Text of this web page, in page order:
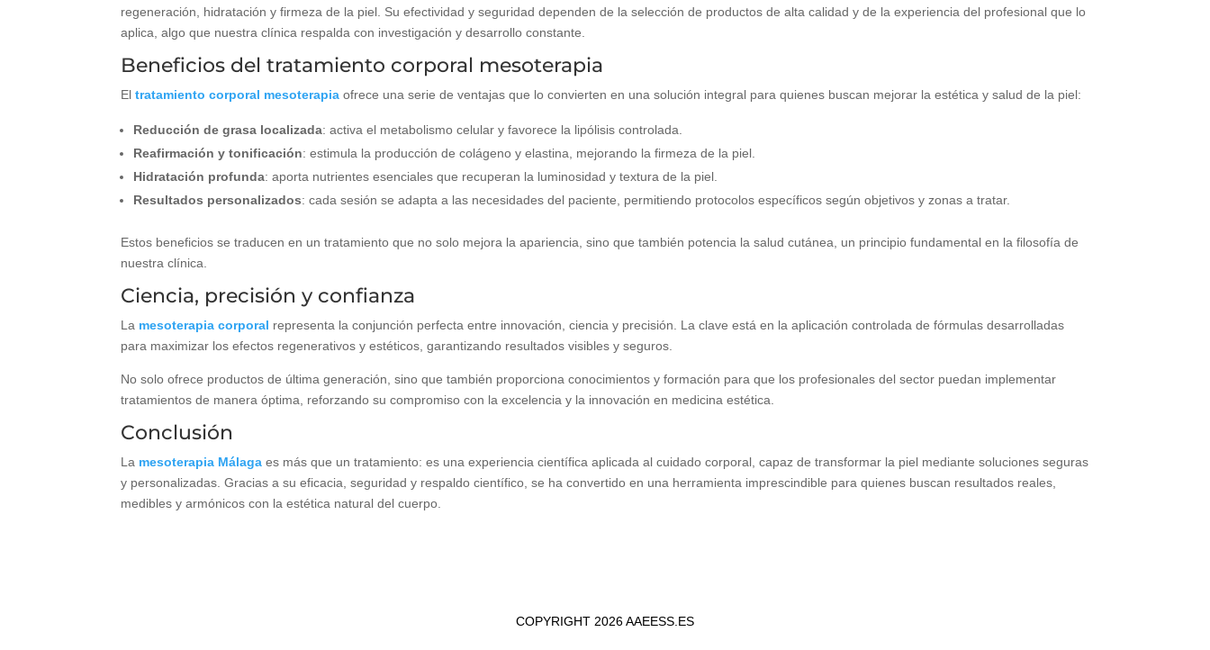
regeneración, hidratación y firmeza de la piel. Su efectividad y seguridad dependen de la selección de productos de alta calidad y de la experiencia del profesional que lo
aplica, algo que nuestra clínica respalda con investigación y desarrollo constante.
Beneficios del tratamiento corporal mesoterapia
Eltratamiento corporal mesoterapia ofrece una serie de ventajas que lo convierten en una solución integral para quienes buscan mejorar la estética y salud de la piel:
Reducción de grasa localizada: activa el metabolismo celular y favorece la lipólisis controlada.
Reafirmación y tonificación: estimula la producción de colágeno y elastina, mejorando la firmeza de la piel.
Hidratación profunda: aporta nutrientes esenciales que recuperan la luminosidad y textura de la piel.
Resultados personalizados: cada sesión se adapta a las necesidades del paciente, permitiendo protocolos específicos según objetivos y zonas a tratar.
Estos beneficios se traducen en un tratamiento que no solo mejora la apariencia, sino que también potencia la salud cutánea, un principio fundamental en la filosofía de
nuestra clínica.
Ciencia, precisión y confianza
La mesoterapia corporal representa la conjunción perfecta entre innovación, ciencia y precisión. La clave está en la aplicación controlada de fórmulas desarrolladas
para maximizar los efectos regenerativos y estéticos, garantizando resultados visibles y seguros.
No solo ofrece productos de última generación, sino que también proporciona conocimientos y formación para que los profesionales del sector puedan implementar
tratamientos de manera óptima, reforzando su compromiso con la excelencia y la innovación en medicina estética.
Conclusión
La mesoterapia Málaga es más que un tratamiento: es una experiencia científica aplicada al cuidado corporal, capaz de transformar la piel mediante soluciones seguras
y personalizadas. Gracias a su eficacia, seguridad y respaldo científico, se ha convertido en una herramienta imprescindible para quienes buscan resultados reales,
medibles y armónicos con la estética natural del cuerpo.
COPYRIGHT 2026 AAEESS.ES